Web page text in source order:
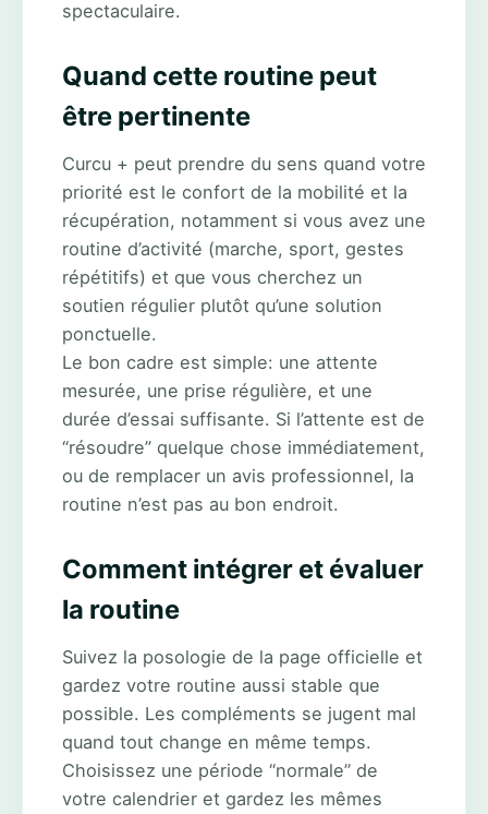
spectaculaire.
Quand cette routine peut
être pertinente
Curcu + peut prendre du sens quand votre
priorité est le confort de la mobilité et la
récupération, notamment si vous avez une
routine d’activité (marche, sport, gestes
répétitifs) et que vous cherchez un
soutien régulier plutôt qu’une solution
ponctuelle.
Le bon cadre est simple: une attente
mesurée, une prise régulière, et une
durée d’essai suffisante. Si l’attente est de
“résoudre” quelque chose immédiatement,
ou de remplacer un avis professionnel, la
routine n’est pas au bon endroit.
Comment intégrer et évaluer
la routine
Suivez la posologie de la page officielle et
gardez votre routine aussi stable que
possible. Les compléments se jugent mal
quand tout change en même temps.
Choisissez une période “normale” de
votre calendrier et gardez les mêmes